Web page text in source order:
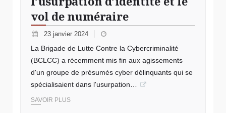
vol de numéraire
23 janvier 2024
La Brigade de Lutte Contre la Cybercriminalité
(BCLCC) a récemment mis fin aux agissements
d'un groupe de présumés cyber délinquants qui se
spécialisaient dans l'usurpation…
SAVOIR PLUS